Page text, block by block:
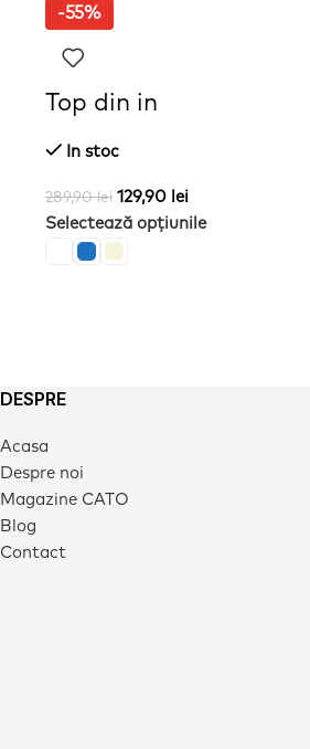
-55%
Top din in
In stoc
289,90lei 129,90 lei
Selectează opțiunile
DESPRE
Acasa
Despre noi
Magazine CATO
Blog
Contact